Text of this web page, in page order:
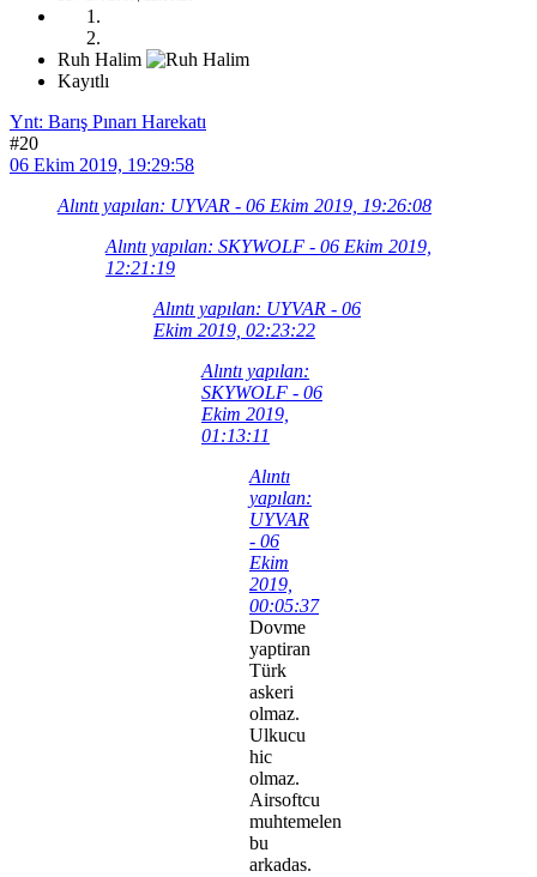
Ruh Halim
Kayıtlı
Ynt: Barış Pınarı Harekatı
#20
06 Ekim 2019, 19:29:58
Alıntı yapılan: UYVAR - 06 Ekim 2019, 19:26:08
Alıntı yapılan: SKYWOLF - 06 Ekim 2019,
12:21:19
Alıntı yapılan: UYVAR - 06
Ekim 2019, 02:23:22
Alıntı yapılan:
SKYWOLF - 06
Ekim 2019,
01:13:11
Alıntı
yapılan:
UYVAR
- 06
Ekim
2019,
00:05:37
Dovme
yaptiran
Türk
askeri
olmaz.
Ulkucu
hic
olmaz.
Airsoftcu
muhtemelen
bu
arkadas.